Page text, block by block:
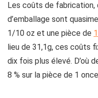
Les coûts de
d’emballage sont
1/10 oz et une pièce de
lieu de 31,1g, ces coûts
dix fois plus élevé. D’où
8 % sur la pièce de 1